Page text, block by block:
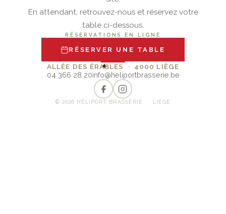
En attendant, retrouvez-nous et réservez votre
table ci-dessous.
RÉSERVATIONS EN LIGNE
RÉSERVER UNE TABLE
✦
ALLÉE DES ÉRABLES · 4000 LIÈGE
04 366 28 20info@heliportbrasserie.be
© 2026 HÉLIPORT BRASSERIE · LIÈGE